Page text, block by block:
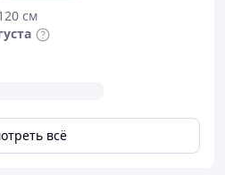
см
всё